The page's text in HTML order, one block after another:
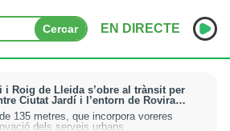
Cercar EN DIRECTE
INICI
NOTÍCIES
i Roig de Lleida s’obre al trànsit per
Ciutat Jardí i l’entorn de Rovira
135 metres, que incorpora voreres
dels serveis urbans